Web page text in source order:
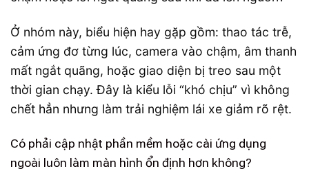
Ở nhóm này, biểu hiện hay gặp gồm: thao tác trễ,
cảm ứng đơ từng lúc, camera vào chậm, âm thanh
mất ngắt quãng, hoặc giao diện bị treo sau một
thời gian chạy. Đây là kiểu lỗi “khó chịu” vì không
chết hẳn nhưng làm trải nghiệm lái xe giảm rõ rệt.
Có phải cập nhật phần mềm hoặc cài ứng dụng
ngoài luôn làm màn hình ổn định hơn không?